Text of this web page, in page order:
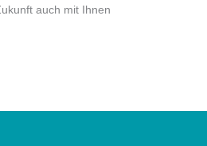
auch mit Ihnen